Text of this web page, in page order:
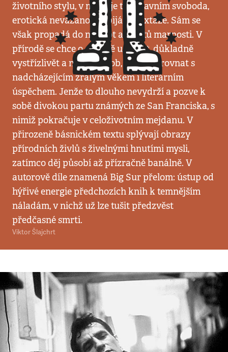
životního stylu, v němž je tím hlavním svoboda,
erotická nevázanost a pijácké extáze. Sám se
však propadá do nejistot a pocitů marnosti. V
přírodě se chce o samotě usebrat, důkladně
vystřízlivět a najít způsob, jak se vyrovnat s
nadcházejícím zralým věkem i literárním
úspěchem. Jenže to dlouho nevydrží a pozve k
sobě divokou partu známých ze San Franciska, s
nimiž pokračuje v celoživotním mejdanu. V
přirozeně básnickém textu splývají obrazy
přírodních živlů s živelnými hnutími mysli,
zatímco děj působí až přízračně banálně. V
autorově díle znamená Big Sur přelom: ústup od
hýřivé energie předchozích knih k temnějším
náladám, v nichž už lze tušit předzvěst
předčasné smrti.
Viktor Šlajchrt